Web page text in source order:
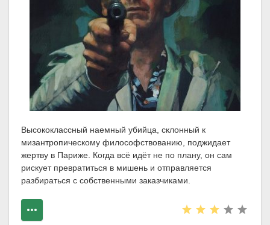
Высококлассный наемный убийца, склонный к
мизантропическому философствованию, поджидает
жертву в Париже. Когда всё идёт не по плану, он сам
рискует превратиться в мишень и отправляется
разбираться с собственными заказчиками.